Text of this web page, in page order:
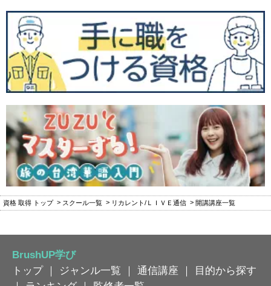
資格 取得 トップ スクール一覧 リカレント/ＬＩＶＥ通信 開講講座一覧
BrushUP学び
トップ｜ ジャンル一覧 ｜ 通信講座 ｜
目的から探す